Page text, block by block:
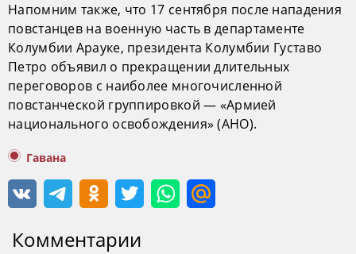
Напомним также, что 17 сентября после нападения
повстанцев на военную часть в департаменте
Колумбии Арауке, президента Колумбии Густаво
Петро объявил о прекращении длительных
переговоров с наиболее многочисленной
повстанческой группировкой — «Армией
национального освобождения» (АНО).
Гавана
Комментарии